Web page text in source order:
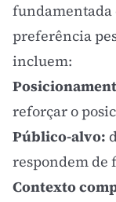
fundamentada
preferência
incluem:
reforçar o
Público-alvo:
respondem de
Contexto